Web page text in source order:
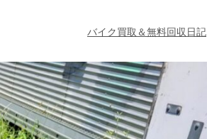
バイク買取＆無料回収日記